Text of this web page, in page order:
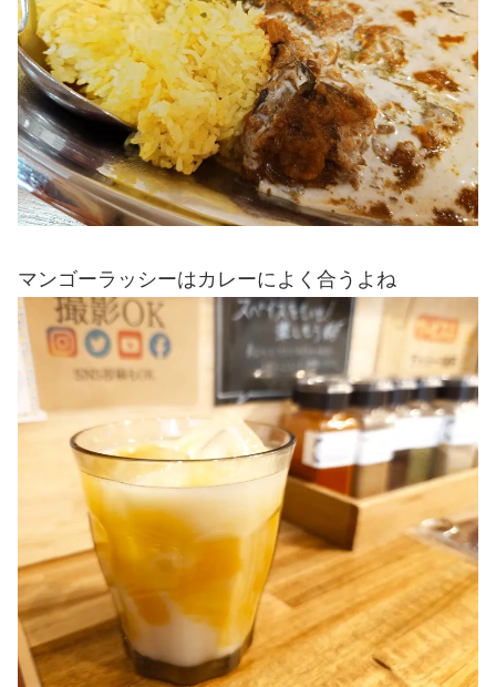
マンゴーラッシーはカレーによく合うよね